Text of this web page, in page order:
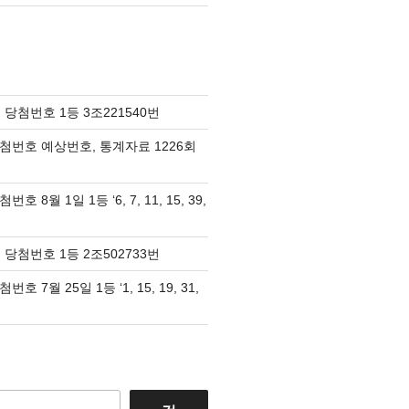
첨번호 1등 3조221540번
번호 예상번호, 통계자료 1226회
번호 8월 1일 1등 ‘6, 7, 11, 15, 39,
첨번호 1등 2조502733번
번호 7월 25일 1등 ‘1, 15, 19, 31,